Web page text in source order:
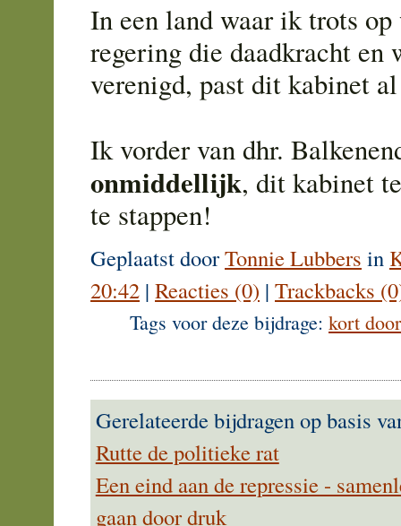
In een land waar ik trots
regering die daadkracht en
verenigd, past dit kabinet
Ik vorder van dhr.
onmiddellijk, dit kabinet
te stappen!
Geplaatst doorTonnie Lubbers in
20:42 | Reacties (0) | Trackbacks
Tags voor deze bijdrage: kort
Gerelateerde bijdragen op basis
Rutte de politieke rat
Een eind aan de repressie -
gaan door druk